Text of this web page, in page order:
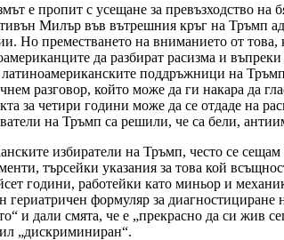
е пропит с усещане за превъзходство на
Милър във вътрешния кръг на Тръмп
Но преместването на вниманието от
да разбират расизма и
поддръжници на
разговор, който може да ги накара да
за четири години може да се отдаде на
на Тръмп са решили, че са бели,
избиратели на Тръмп, често се
търсейки указания за това кой
години, работейки като миньор и
гериатричен формуляр за диагностициране
и дали смята, че е „прекрасно да си жив
„дискриминиран“.